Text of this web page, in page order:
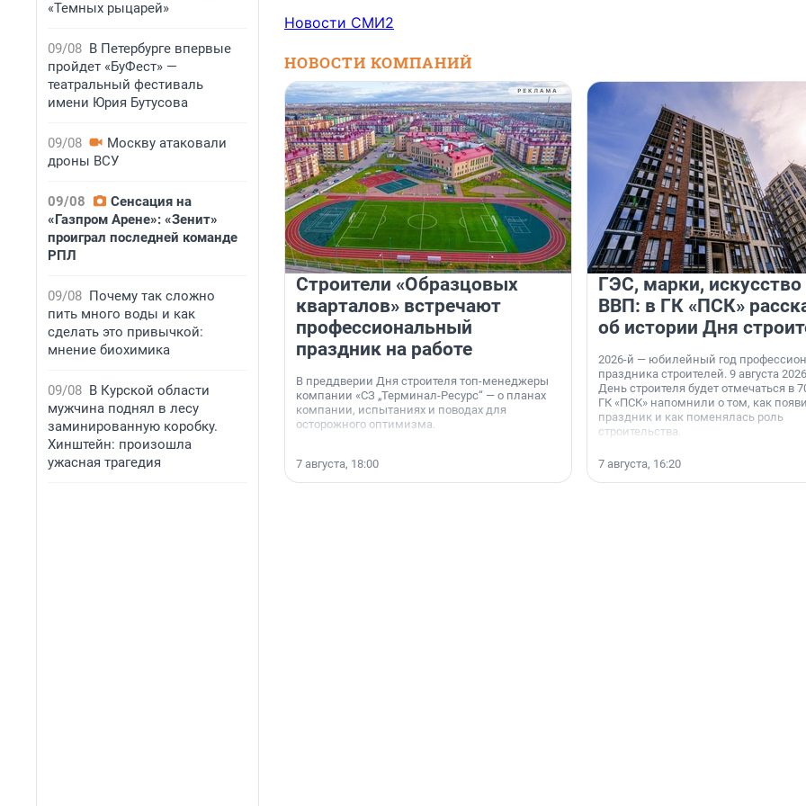
«Темных рыцарей»
09/08 В Петербурге впервые
пройдет «БуФест» —
театральный фестиваль
имени Юрия Бутусова
09/08
Москву атаковали
дроны ВСУ
09/08
Сенсация на
«Газпром Арене»: «Зенит»
проиграл последней команде
РПЛ
09/08 Почему так сложно
пить много воды и как
сделать это привычкой:
мнение биохимика
09/08 В Курской области
мужчина поднял в лесу
заминированную коробку.
Хинштейн: произошла
ужасная трагедия
Новости СМИ2
НОВОСТИ КОМПАНИЙ
Строители «Образцовых
кварталов» встречают
профессиональный
праздник на работе
В преддверии Дня строителя топ-менеджеры
компании «СЗ „Терминал-Ресурс“ — о планах
компании, испытаниях и поводах для
осторожного оптимизма.
7 августа, 18:00
ГЭС, марки, искусство
ВВП: в ГК «ПСК»
об истории Дня
2026-й — юбилейный год
праздника строителей. 9 августа
День строителя будет отмечаться в
ГК «ПСК» напомнили о том, как
праздник и как поменялась роль
строительства.
7 августа, 16:20